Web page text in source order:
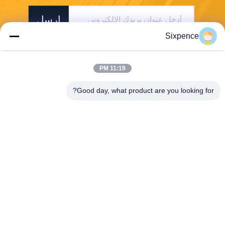
ارسل
Sixpence
11:19 PM
Good day, what product are you looking for?